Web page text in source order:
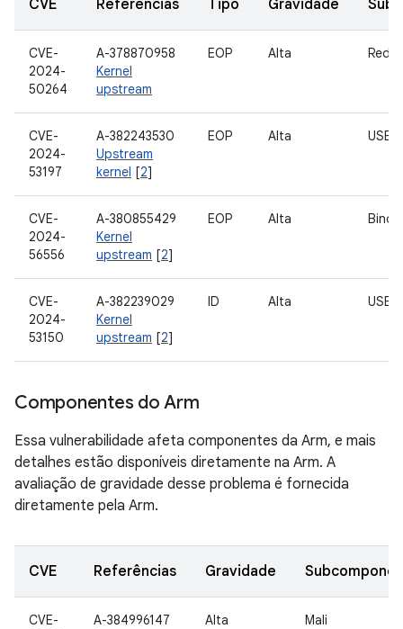
CVE Referências Tipo Gravidade
CVE-
2024-
50264
A-378870958
Kernel
upstream
EOP Alta Rede
CVE-
2024-
53197
A-382243530
Upstream
kernel [2]
EOP Alta USB
CVE-
2024-
56556
A-380855429
Kernel
upstream [2]
EOP Alta
CVE-
2024-
53150
A-382239029
Kernel
upstream [2]
ID Alta USB
Componentes do Arm
Essa vulnerabilidade afeta componentes da Arm, e mais
detalhes estão disponíveis diretamente na Arm. A
avaliação de gravidade desse problema é fornecida
diretamente pela Arm.
CVE Referências Gravidade
CVE-
A-384996147
Alta Mali